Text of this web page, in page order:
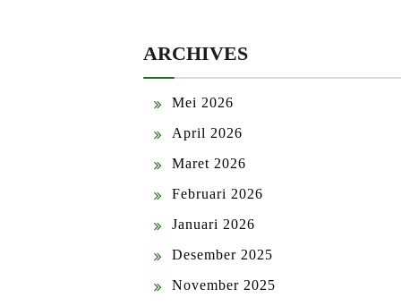
ARCHIVES
Mei 2026
April 2026
Maret 2026
Februari 2026
Januari 2026
Desember 2025
November 2025